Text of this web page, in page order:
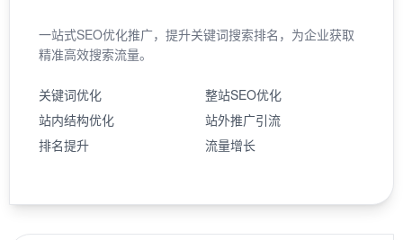
一站式SEO优化推广，提升关键词搜索排名，为企业获取
精准高效搜索流量。
关键词优化
整站SEO优化
站内结构优化
站外推广引流
排名提升
流量增长